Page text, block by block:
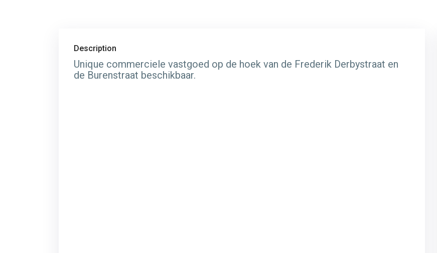
Description
Unique commerciele vastgoed op de hoek van de Frederik Derbystraat en
de Burenstraat beschikbaar.